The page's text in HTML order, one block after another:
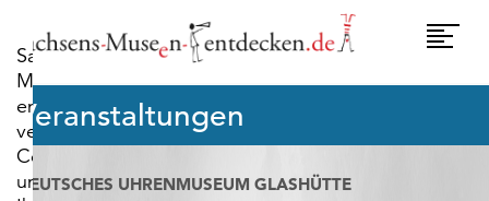
Sachsens-
Museen-
entdecken.de
verwendet
Cookies,
um
Veranstaltungen
DEUTSCHES UHRENMUSEUM GLASHÜTTE